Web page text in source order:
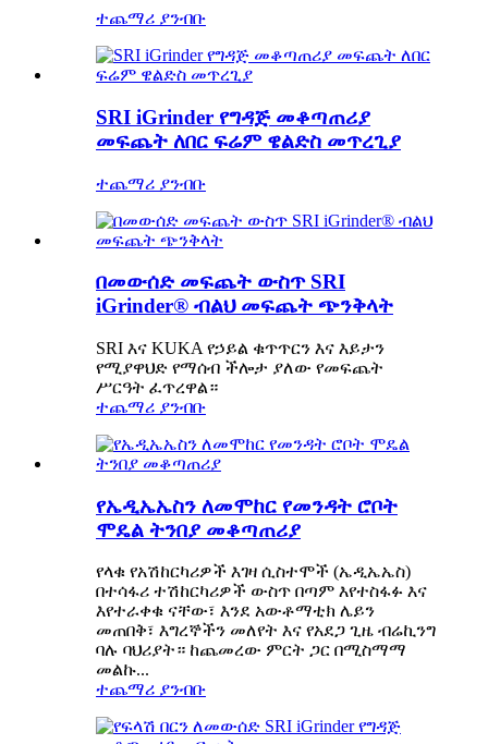
ተጨማሪ ያንብቡ
SRI iGrinder የግዳጅ መቆጣጠሪያ
መፍጨት ለበር ፍሬም ዌልድስ መጥረጊያ
ተጨማሪ ያንብቡ
በመውሰድ መፍጨት ውስጥ SRI
iGrinder® ብልህ መፍጨት ጭንቅላት
SRI እና KUKA የኃይል ቁጥጥርን እና እይታን
የሚያዋህድ የማሰብ ችሎታ ያለው የመፍጨት
ሥርዓት ፈጥረዋል።
ተጨማሪ ያንብቡ
የኤዲኤኤስን ለመሞከር የመንዳት ሮቦት
ሞዴል ትንበያ መቆጣጠሪያ
የላቁ የአሽከርካሪዎች እገዛ ሲስተሞች (ኤዲኤኤስ)
በተሳፋሪ ተሽከርካሪዎች ውስጥ በጣም እየተስፋፉ እና
እየተራቀቁ ናቸው፣ እንደ አውቶማቲክ ሌይን
መጠበቅ፣ እግረኞችን መለየት እና የአደጋ ጊዜ ብሬኪንግ
ባሉ ባህሪያት። ከጨመረው ምርት ጋር በሚስማማ
መልኩ...
ተጨማሪ ያንብቡ